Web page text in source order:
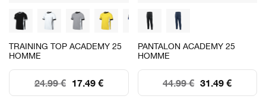
TRAINING TOP ACADEMY 25
HOMME
17.49 €
24.99 €
PANTALON ACADEMY 25
HOMME
31.49 €
44.99 €